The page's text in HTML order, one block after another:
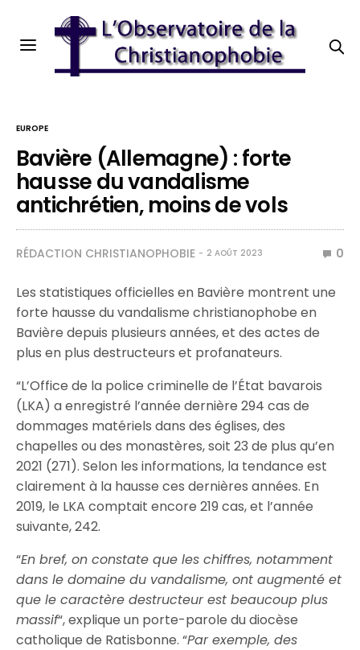
EUROPE
Bavière (Allemagne) : forte
hausse du vandalisme
antichrétien, moins de vols
RÉDACTION CHRISTIANOPHOBIE 2 AOÛT 2023 0
Les statistiques officielles en Bavière montrent une
forte hausse du vandalisme christianophobe en
Bavière depuis plusieurs années, et des actes de
plus en plus destructeurs et profanateurs.
“L’Office de la police criminelle de l’État bavarois
(LKA) a enregistré l’année dernière 294 cas de
dommages matériels dans des églises, des
chapelles ou des monastères, soit 23 de plus qu’en
2021 (271). Selon les informations, la tendance est
clairement à la hausse ces dernières années. En
2019, le LKA comptait encore 219 cas, et l’année
suivante, 242.
“En bref, on constate que les chiffres, notamment
dans le domaine du vandalisme, ont augmenté et
que le caractère destructeur est beaucoup plus
massif“, explique un porte-parole du diocèse
catholique de Ratisbonne. “Par exemple, des